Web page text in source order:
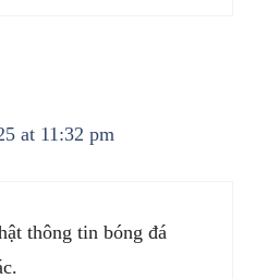
at 11:32 pm
thông tin bóng đá